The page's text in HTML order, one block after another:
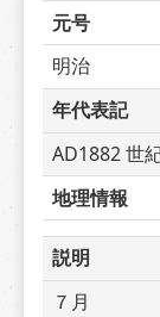
元号
明治
年代表記
AD1882 世
地理情報
説明
７月